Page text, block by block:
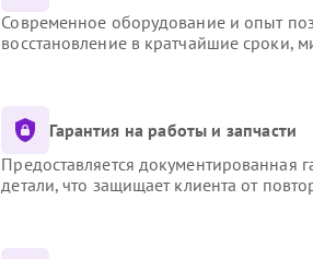
Современное оборудование и опыт
восстановление в кратчайшие сроки,
Гарантия на работы и запчасти
Предоставляется документированная
детали, что защищает клиента от